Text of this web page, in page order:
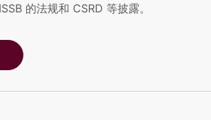
的法规和 CSRD 等披露。